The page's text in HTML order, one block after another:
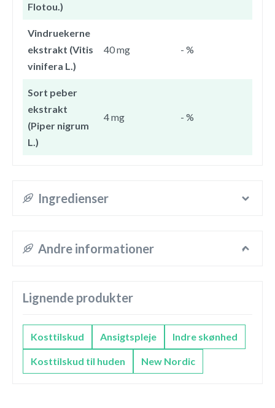
Flotou.)
Vindruekerne
ekstrakt (Vitis
vinifera L.)
40 mg - %
Sort peber
ekstrakt
(Piper nigrum
L.)
4 mg - %
Ingredienser
Andre informationer
Lignende produkter
Kosttilskud Ansigtspleje Indre skønhed
Kosttilskud til huden New Nordic